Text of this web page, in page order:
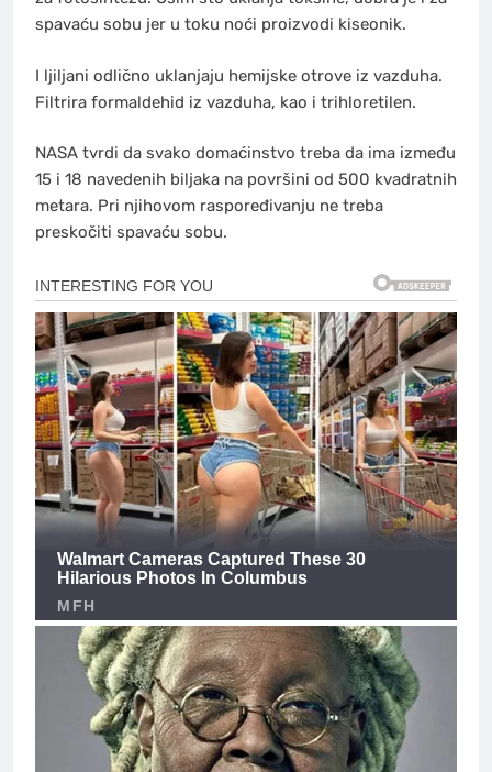
spavaću sobu jer u toku noći proizvodi kiseonik.
I ljiljani odlično uklanjaju hemijske otrove iz vazduha.
Filtrira formaldehid iz vazduha, kao i trihloretilen.
NASA tvrdi da svako domaćinstvo treba da ima između
15 i 18 navedenih biljaka na površini od 500 kvadratnih
metara. Pri njihovom raspoređivanju ne treba
preskočiti spavaću sobu.